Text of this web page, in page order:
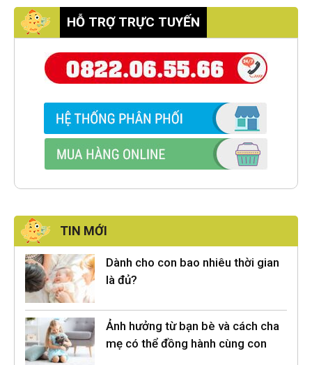
HỖ TRỢ TRỰC TUYẾN
TIN MỚI
Dành cho con bao nhiêu thời gian
là đủ?
Ảnh hưởng từ bạn bè và cách cha
mẹ có thể đồng hành cùng con